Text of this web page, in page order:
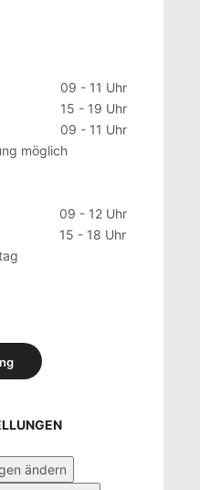
09 - 11 Uhr
15 - 19 Uhr
09 - 11 Uhr
möglich
09 - 12 Uhr
15 - 18 Uhr
ändern